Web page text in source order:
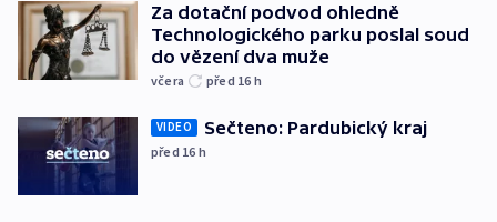
Za dotační podvod ohledně
Technologického parku poslal soud
do vězení dva muže
včera před 16 h
VIDEO Sečteno: Pardubický kraj
před 16 h